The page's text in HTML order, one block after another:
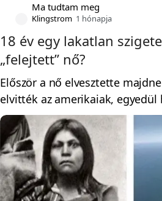
Ma tudtam meg
Klingstrom 1 hónapja
18 év egy lakatlan
„felejtett” nő?
Először a nő elvesztette
elvitték az amerikaiak, egyedül